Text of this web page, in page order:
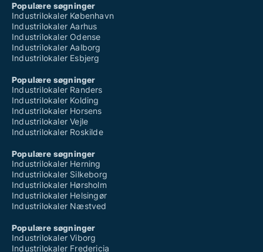
Populære søgninger
Industrilokaler København
Industrilokaler Aarhus
Industrilokaler Odense
Industrilokaler Aalborg
Industrilokaler Esbjerg
Populære søgninger
Industrilokaler Randers
Industrilokaler Kolding
Industrilokaler Horsens
Industrilokaler Vejle
Industrilokaler Roskilde
Populære søgninger
Industrilokaler Herning
Industrilokaler Silkeborg
Industrilokaler Hørsholm
Industrilokaler Helsingør
Industrilokaler Næstved
Populære søgninger
Industrilokaler Viborg
Industrilokaler Fredericia